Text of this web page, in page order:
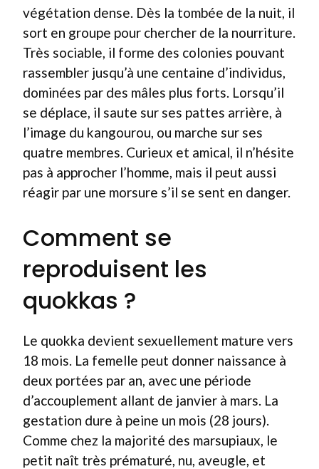
végétation dense. Dès la tombée de la nuit, il
sort en groupe pour chercher de la nourriture.
Très sociable, il forme des colonies pouvant
rassembler jusqu’à une centaine d’individus,
dominées par des mâles plus forts. Lorsqu’il
se déplace, il saute sur ses pattes arrière, à
l’image du kangourou, ou marche sur ses
quatre membres. Curieux et amical, il n’hésite
pas à approcher l’homme, mais il peut aussi
réagir par une morsure s’il se sent en danger.
Comment se
reproduisent les
quokkas ?
Le quokka devient sexuellement mature vers
18 mois. La femelle peut donner naissance à
deux portées par an, avec une période
d’accouplement allant de janvier à mars. La
gestation dure à peine un mois (28 jours).
Comme chez la majorité des marsupiaux, le
petit naît très prématuré, nu, aveugle, et